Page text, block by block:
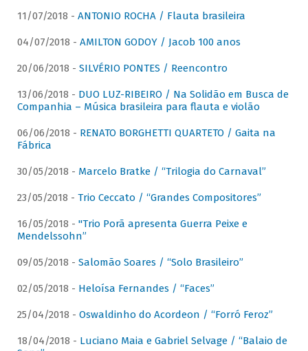
11/07/2018 - ANTONIO ROCHA / Flauta brasileira
04/07/2018 - AMILTON GODOY / Jacob 100 anos
20/06/2018 - SILVÉRIO PONTES / Reencontro
13/06/2018 - DUO LUZ-RIBEIRO / Na Solidão em Busca de
Companhia – Música brasileira para flauta e violão
06/06/2018 - RENATO BORGHETTI QUARTETO / Gaita na
Fábrica
30/05/2018 - Marcelo Bratke / “Trilogia do Carnaval”
23/05/2018 - Trio Ceccato / “Grandes Compositores”
16/05/2018 - "Trio Porã apresenta Guerra Peixe e
Mendelssohn”
09/05/2018 - Salomão Soares / “Solo Brasileiro”
02/05/2018 - Heloísa Fernandes / “Faces”
25/04/2018 - Oswaldinho do Acordeon / “Forró Feroz”
18/04/2018 - Luciano Maia e Gabriel Selvage / “Balaio de